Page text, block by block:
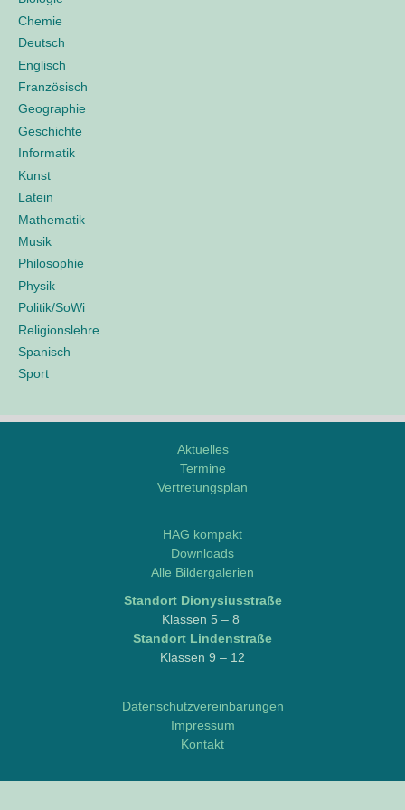
n
h
:
Chemie
Deutsch
Englisch
Französisch
Geographie
Geschichte
Informatik
Kunst
Latein
Mathematik
Musik
Philosophie
Physik
Politik/SoWi
Religionslehre
Spanisch
Sport
Aktuelles
Termine
Vertretungsplan
d
d
l
e
/
L
o
n
e
HAG kompakt
Downloads
Alle Bildergalerien
Stand­ort Dionysiusstraße
Klas­sen 5 – 8
Stand­ort Lindenstraße
Klas­sen 9 – 12
Datenschutzvereinbarungen
Impressum
Kontakt